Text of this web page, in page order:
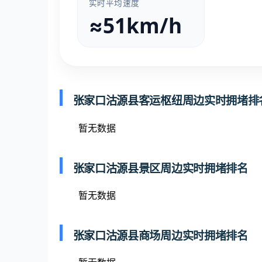
实时平均速度
≈51km/h
张家口沽源县客运枢纽周边实时拥堵排
暂无数据
张家口沽源县景区周边实时拥堵排名
暂无数据
张家口沽源县商场周边实时拥堵排名